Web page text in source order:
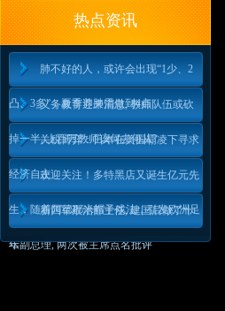
热点资讯
肺不好的人，或许会出现“1少、2
凸、3多”，夏季养肺需做到4点
义务教育迎来消息, 教师队伍或砍
掉一半, 上百万教师该何去何从?
关税博弈：日本在美国霸凌下寻求
经济自主欢迎关注！多特黑店又诞生亿元先
生，随着阿德耶米帽子戏法，引发欧洲足
坛
新四军政治部主任, 建国后做了十
年副总理, 两次被主席点名批评